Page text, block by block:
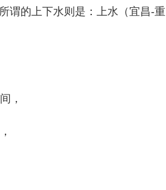
谓的上下水则是：上水（宜昌-重
，